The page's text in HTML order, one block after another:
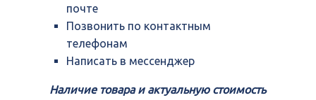
почте
Позвонить по контактным
телефонам
Написать в мессенджер
Наличие товара и актуальную стоимость